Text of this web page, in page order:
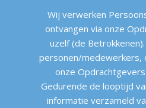
Wij verwerken
ontvangen via onze
uzelf (de
personen/medewerkers,
onze
Gedurende de looptijd
informatie verzameld